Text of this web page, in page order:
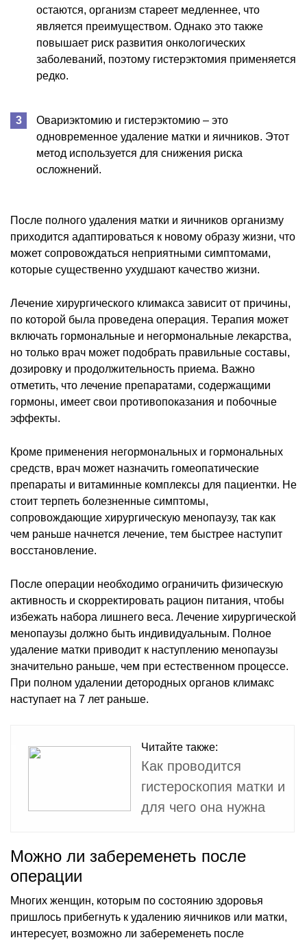
остаются, организм стареет медленнее, что
является преимуществом. Однако это также
повышает риск развития онкологических
заболеваний, поэтому гистерэктомия применяется
редко.
Овариэктомию и гистерэктомию – это
одновременное удаление матки и яичников. Этот
метод используется для снижения риска
осложнений.
После полного удаления матки и яичников организму
приходится адаптироваться к новому образу жизни, что
может сопровождаться неприятными симптомами,
которые существенно ухудшают качество жизни.
Лечение хирургического климакса зависит от причины,
по которой была проведена операция. Терапия может
включать гормональные и негормональные лекарства,
но только врач может подобрать правильные составы,
дозировку и продолжительность приема. Важно
отметить, что лечение препаратами, содержащими
гормоны, имеет свои противопоказания и побочные
эффекты.
Кроме применения негормональных и гормональных
средств, врач может назначить гомеопатические
препараты и витаминные комплексы для пациентки. Не
стоит терпеть болезненные симптомы,
сопровождающие хирургическую менопаузу, так как
чем раньше начнется лечение, тем быстрее наступит
восстановление.
После операции необходимо ограничить физическую
активность и скорректировать рацион питания, чтобы
избежать набора лишнего веса. Лечение хирургической
менопаузы должно быть индивидуальным. Полное
удаление матки приводит к наступлению менопаузы
значительно раньше, чем при естественном процессе.
При полном удалении детородных органов климакс
наступает на 7 лет раньше.
Читайте также:
Как проводится
гистероскопия матки и
для чего она нужна
Можно ли забеременеть после
операции
Многих женщин, которым по состоянию здоровья
пришлось прибегнуть к удалению яичников или матки,
интересует, возможно ли забеременеть после